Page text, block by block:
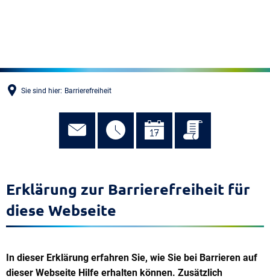
Sie sind hier: Barrierefreiheit
Erklärung zur Barrierefreiheit für
diese Webseite
In dieser Erklärung erfahren Sie, wie Sie bei Barrieren auf
dieser Webseite Hilfe erhalten können. Zusätzlich